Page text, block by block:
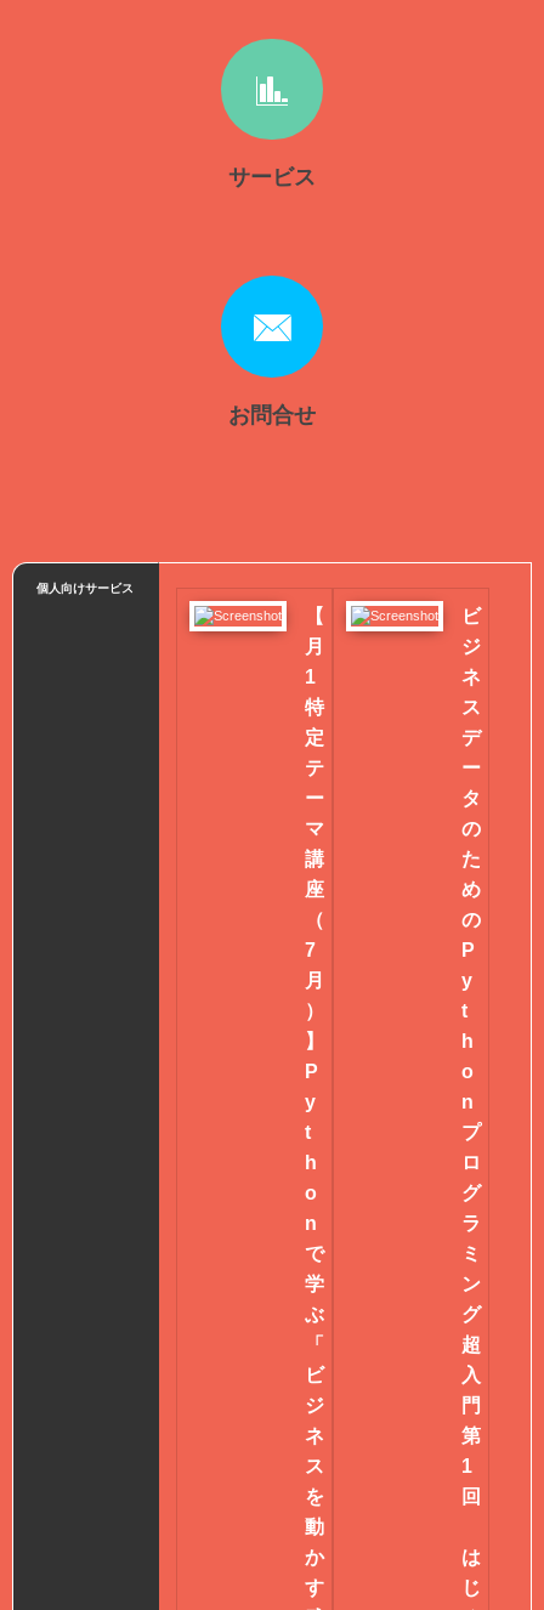
サービス
お問合せ
個人向けサービス
【
月
1
特
定
テ
ー
マ
講
座
（
7
月
）
】
P
y
t
h
o
n
で
学
ぶ
「
ビ
ジ
ネ
ス
を
動
か
す
ビ
ジ
ネ
ス
デ
ー
タ
の
た
め
の
P
y
t
h
o
n
プ
ロ
グ
ラ
ミ
ン
グ
超
入
門
第
1
回
は
じ